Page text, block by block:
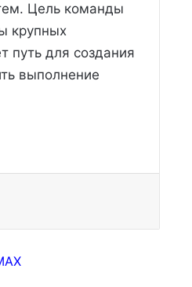
Цель команды
крупных
путь для создания
выполнение